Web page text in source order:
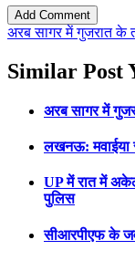
अरब सागर में गुजरात के
Similar Post
अरब सागर में
लखनऊ: मवाईया
UP में रात में
पुलिस
सीआरपीएफ के